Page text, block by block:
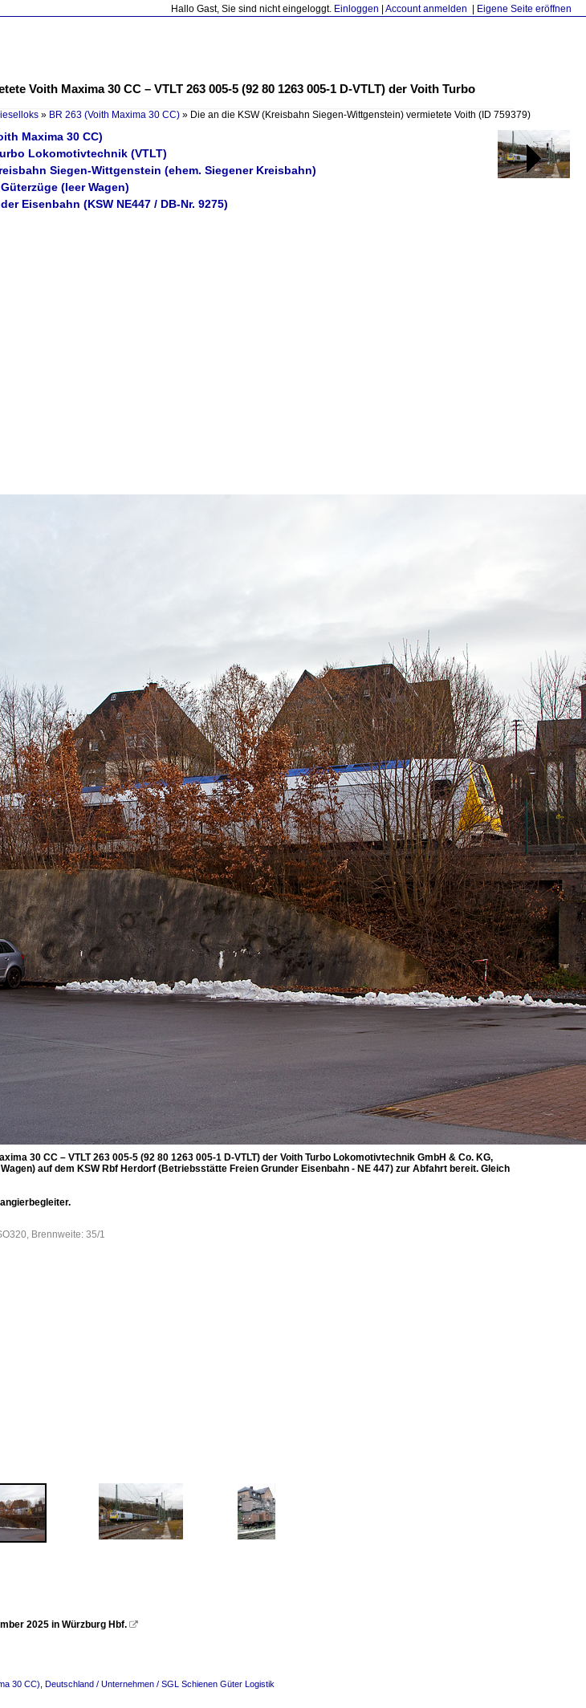
Hallo Gast, Sie sind nicht eingeloggt. Einloggen Account anmelden Eigene Seite eröffnen
Voith Maxima 30 CC – VTLT 263 005-5 (92 80 1263 005-1 D-VTLT) der Voith Turbo
» BR 263 (Voith Maxima 30 CC) » Die an die KSW (Kreisbahn Siegen-Wittgenstein) vermietete Voith (ID 759379)
Maxima 30 CC)
Lokomotivtechnik (VTLT)
Siegen-Wittgenstein (ehem. Siegener Kreisbahn)
(leer Wagen)
Eisenbahn (KSW NE447 / DB-Nr. 9275)
30 CC – VTLT 263 005-5 (92 80 1263 005-1 D-VTLT) der Voith Turbo Lokomotivtechnik GmbH & Co. KG,
auf dem KSW Rbf Herdorf (Betriebsstätte Freien Grunder Eisenbahn - NE 447) zur Abfahrt bereit. Gleich
Brennweite: 35/1
2025 in Würzburg Hbf. 
30 CC) Deutschland / Unternehmen / SGL Schienen Güter Logistik